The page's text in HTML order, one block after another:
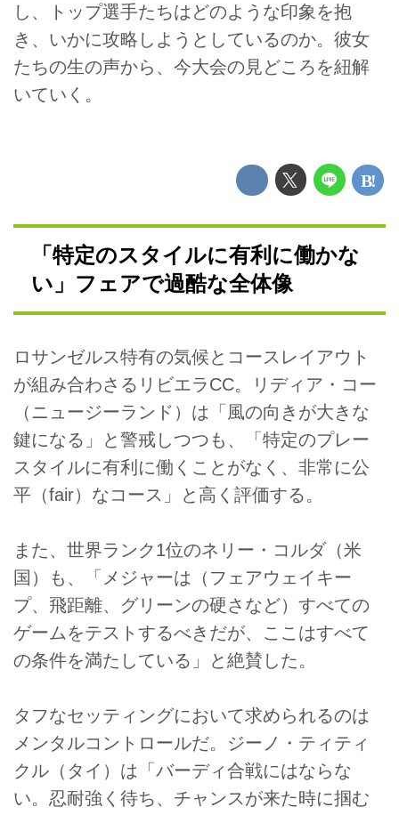
し、トップ選手たちはどのような印象を抱
き、いかに攻略しようとしているのか。彼女
たちの生の声から、今大会の見どころを紐解
いていく。
「特定のスタイルに有利に働かな
い」フェアで過酷な全体像
ロサンゼルス特有の気候とコースレイアウト
が組み合わさるリビエラCC。リディア・コー
（ニュージーランド）は「風の向きが大きな
鍵になる」と警戒しつつも、「特定のプレー
スタイルに有利に働くことがなく、非常に公
平（fair）なコース」と高く評価する。
また、世界ランク1位のネリー・コルダ（米
国）も、「メジャーは（フェアウェイキー
プ、飛距離、グリーンの硬さなど）すべての
ゲームをテストするべきだが、ここはすべて
の条件を満たしている」と絶賛した。
タフなセッティングにおいて求められるのは
メンタルコントロールだ。ジーノ・ティティ
クル（タイ）は「バーディ合戦にはならな
い。忍耐強く待ち、チャンスが来た時に掴む